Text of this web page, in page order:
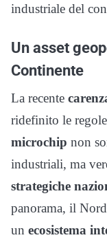
industriale del
Un asset
Continente
La recente
ridefinito le
microchip non
industriali, ma
strategiche
panorama, il
un ecosistema